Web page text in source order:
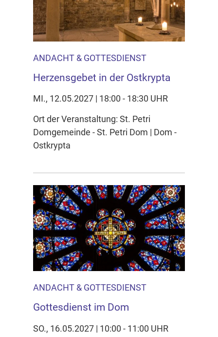
ANDACHT & GOTTESDIENST
Herzensgebet in der Ostkrypta
MI., 12.05.2027 | 18:00 - 18:30 UHR
Ort der Veranstaltung: St. Petri
Domgemeinde - St. Petri Dom | Dom -
Ostkrypta
ANDACHT & GOTTESDIENST
Gottesdienst im Dom
SO., 16.05.2027 | 10:00 - 11:00 UHR